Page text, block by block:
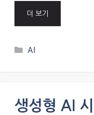
공개하며 AI 이미지
격적인 협력은 AI 경